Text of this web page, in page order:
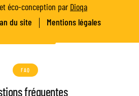
éco-conception par Dioqa
du site Mentions légales
FAQ
fréquentes